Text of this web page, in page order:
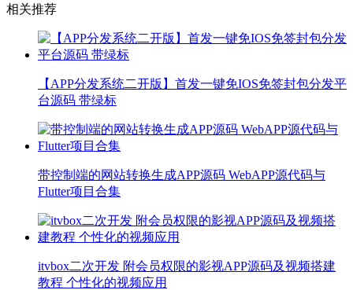
相关推荐
【APP分发系统二开版】首发一键免IOS免签封包分发平
台源码 带绿标
带控制端的网站转换生成APP源码 WebAPP源代码与
Flutter项目合集
itvbox二次开发 附会员权限的影视APP源码及视频搭建
教程 个性化的视频应用